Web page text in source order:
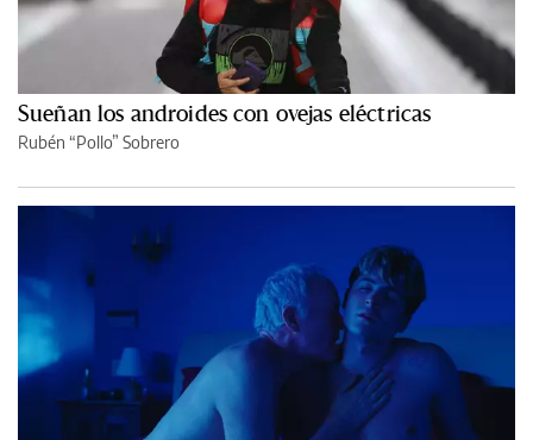
Sueñan los androides con ovejas eléctricas
Rubén “Pollo” Sobrero